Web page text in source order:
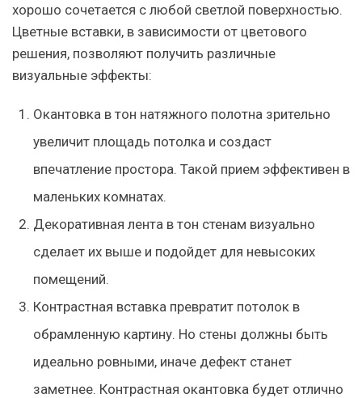
хорошо сочетается с любой светлой поверхностью.
Цветные вставки, в зависимости от цветового
решения, позволяют получить различные
визуальные эффекты:
Окантовка в тон натяжного полотна зрительно
увеличит площадь потолка и создаст
впечатление простора. Такой прием эффективен в
маленьких комнатах.
Декоративная лента в тон стенам визуально
сделает их выше и подойдет для невысоких
помещений.
Контрастная вставка превратит потолок в
обрамленную картину. Но стены должны быть
идеально ровными, иначе дефект станет
заметнее. Контрастная окантовка будет отлично